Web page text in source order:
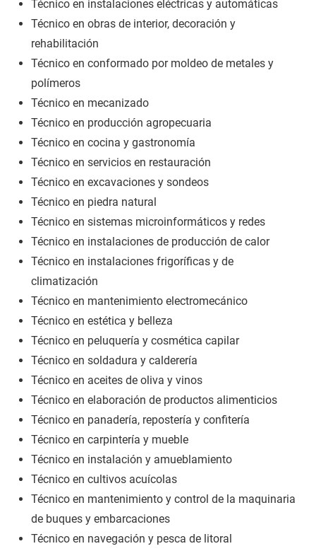
Técnico en instalaciones eléctricas y automáticas
Técnico en obras de interior, decoración y
rehabilitación
Técnico en conformado por moldeo de metales y
polímeros
Técnico en mecanizado
Técnico en producción agropecuaria
Técnico en cocina y gastronomía
Técnico en servicios en restauración
Técnico en excavaciones y sondeos
Técnico en piedra natural
Técnico en sistemas microinformáticos y redes
Técnico en instalaciones de producción de calor
Técnico en instalaciones frigoríficas y de
climatización
Técnico en mantenimiento electromecánico
Técnico en estética y belleza
Técnico en peluquería y cosmética capilar
Técnico en soldadura y calderería
Técnico en aceites de oliva y vinos
Técnico en elaboración de productos alimenticios
Técnico en panadería, repostería y confitería
Técnico en carpintería y mueble
Técnico en instalación y amueblamiento
Técnico en cultivos acuícolas
Técnico en mantenimiento y control de la maquinaria
de buques y embarcaciones
Técnico en navegación y pesca de litoral